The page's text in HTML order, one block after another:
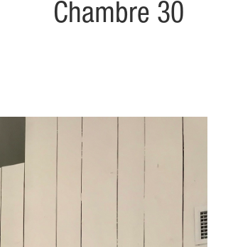
Chambre 30